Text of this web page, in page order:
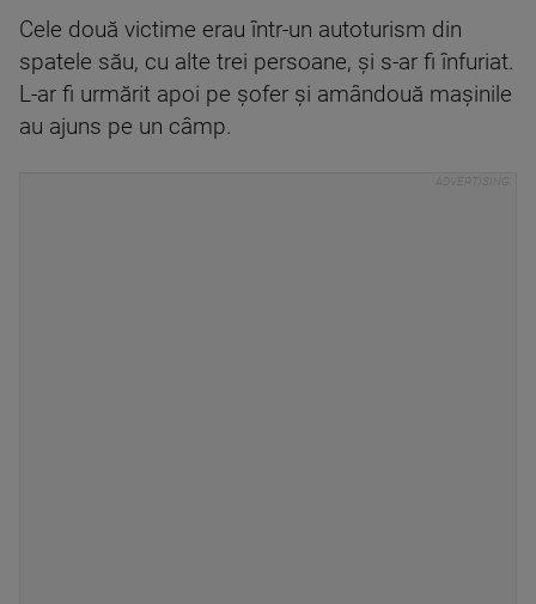
Cele două victime erau într-un autoturism din
spatele său, cu alte trei persoane, și s-ar fi înfuriat.
L-ar fi urmărit apoi pe șofer și amândouă mașinile
au ajuns pe un câmp.